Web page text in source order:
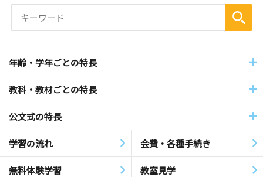
年齢・学年ごとの特長
教科・教材ごとの特長
公文式の特長
学習の流れ 会費・各種手続き
無料体験学習 教室見学